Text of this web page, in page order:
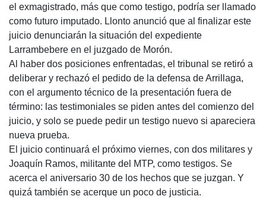
el exmagistrado, más que como testigo, podría ser llamado
como futuro imputado. Llonto anunció que al finalizar este
juicio denunciarán la situación del expediente
Larrambebere en el juzgado de Morón.
Al haber dos posiciones enfrentadas, el tribunal se retiró a
deliberar y rechazó el pedido de la defensa de Arrillaga,
con el argumento técnico de la presentación fuera de
término: las testimoniales se piden antes del comienzo del
juicio, y solo se puede pedir un testigo nuevo si apareciera
nueva prueba.
El juicio continuará el próximo viernes, con dos militares y
Joaquín Ramos, militante del MTP, como testigos. Se
acerca el aniversario 30 de los hechos que se juzgan. Y
quizá también se acerque un poco de justicia.